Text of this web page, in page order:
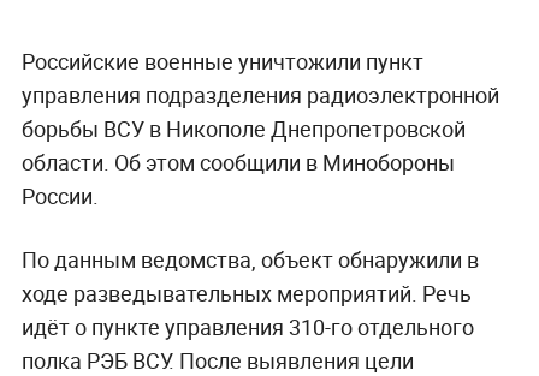
Российские военные уничтожили пункт
управления подразделения радиоэлектронной
борьбы ВСУ в Никополе Днепропетровской
области. Об этом сообщили в Минобороны
России.
По данным ведомства, объект обнаружили в
ходе разведывательных мероприятий. Речь
идёт о пункте управления 310-го отдельного
полка РЭБ ВСУ. После выявления цели